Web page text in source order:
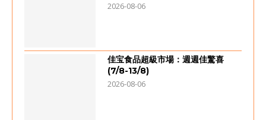
2026-08-06
佳宝食品超級市場：週週佳驚喜
(7/8-13/8)
2026-08-06